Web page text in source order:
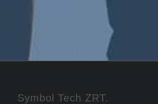
Symbol Tech ZRT.